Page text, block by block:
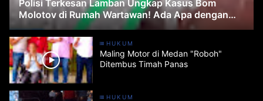
Polisi Terkesan Lamban Ungkap Kasus Bom
Molotov di Rumah Wartawan! Ada Apa dengan
Polisi?
HUKUM
Maling Motor di Medan "Roboh"
Ditembus Timah Panas
HUKUM